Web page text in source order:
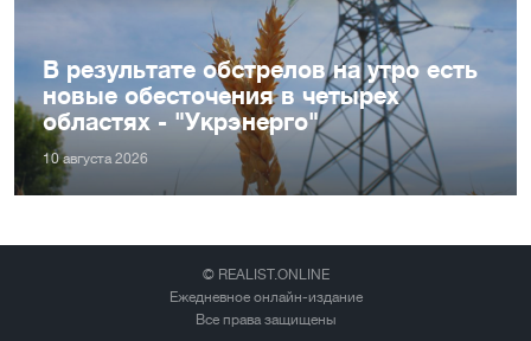
В результате обстрелов на утро есть
новые обесточения в четырех
областях - "Укрэнерго"
10 августа 2026
© REALIST.ONLINE
Ежедневное онлайн-издание
Все права защищены